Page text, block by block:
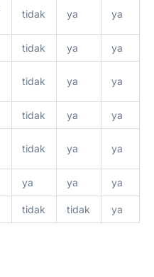
tidak ya ya
tidak ya ya
tidak ya ya
tidak ya ya
tidak ya ya
ya ya ya
tidak tidak ya